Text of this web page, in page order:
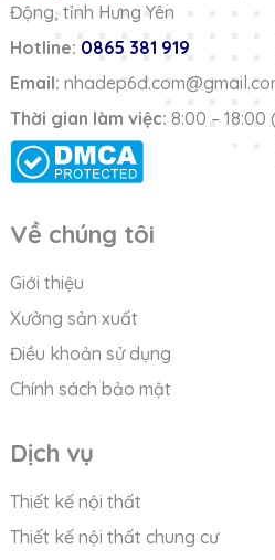
Động, tỉnh Hưng Yên
Hotline: 0865 381 919
Email:
Thời gian làm việc: 8:00 – 18:00
Về chúng tôi
Giới thiệu
Xưởng sản xuất
Điều khoản sử dụng
Chính sách bảo mật
Dịch vụ
Thiết kế nội thất
Thiết kế nội thất chung cư